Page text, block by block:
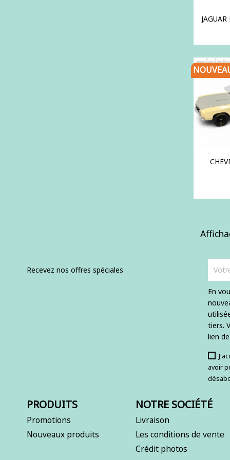
JAGUAR
Recevez nos offres spéciales
En
tiers.
lien
avoir
PRODUITS
Promotions
Nouveaux produits
NOTRE SOCIÉTÉ
Livraison
Les conditions de vente
Crédit photos